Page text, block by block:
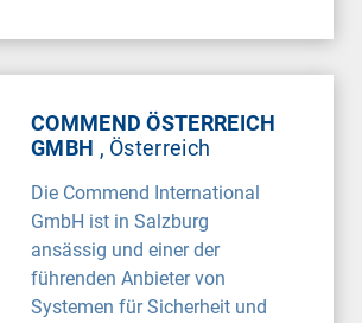
COMMEND ÖSTERREICH
GMBH , Österreich
Die Commend International
GmbH ist in Salzburg
ansässig und einer der
führenden Anbieter von
Systemen für Sicherheit und